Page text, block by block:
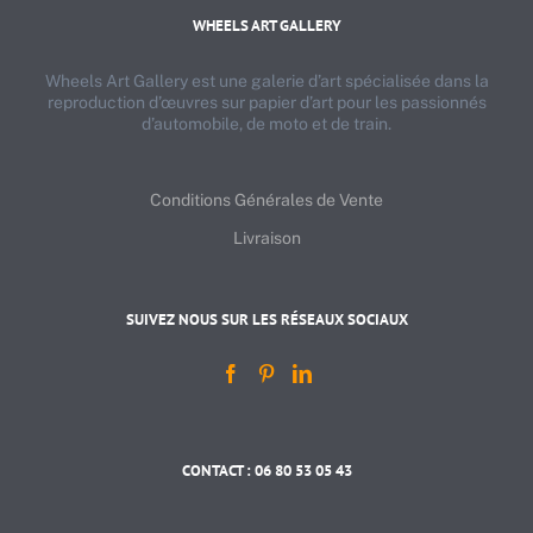
WHEELS ART GALLERY
Wheels Art Gallery est une galerie d’art spécialisée dans la
reproduction d’œuvres sur papier d’art pour les passionnés
d’automobile, de moto et de train.
Conditions Générales de Vente
Livraison
SUIVEZ NOUS SUR LES RÉSEAUX SOCIAUX
CONTACT : 06 80 53 05 43